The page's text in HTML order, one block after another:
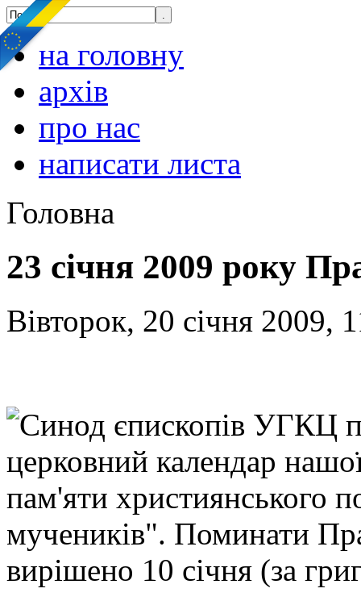
на головну
архів
про нас
написати листа
Головна
23 січня 2009 року
Вівторок, 20 січня 2009,
Синод єпископів УГКЦ
церковний календар
пам'яти християнського
мучеників". Поминати
вирішено 10 січня (за